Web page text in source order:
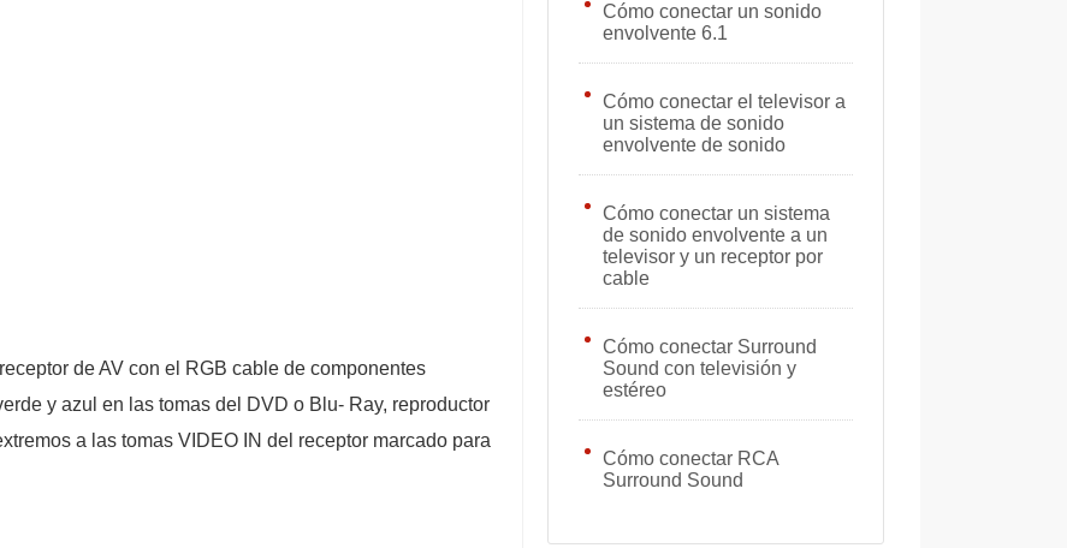
de AV con el RGB cable de componentes
y azul en las tomas del DVD o Blu- Ray, reproductor
a las tomas VIDEO IN del receptor marcado para
Cómo conectar un sonido
envolvente 6.1
Cómo conectar el televisor a
un sistema de sonido
envolvente de sonido
Cómo conectar un sistema
de sonido envolvente a un
televisor y un receptor por
cable
Cómo conectar Surround
Sound con televisión y
estéreo
Cómo conectar RCA
Surround Sound